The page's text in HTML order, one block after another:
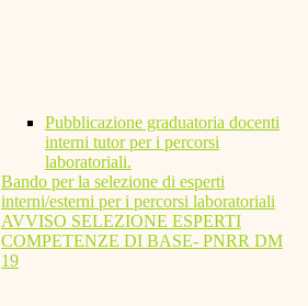
Pubblicazione graduatoria docenti
interni tutor per i percorsi
laboratoriali.
Bando per la selezione di esperti
interni/esterni per i percorsi laboratoriali
AVVISO SELEZIONE ESPERTI
COMPETENZE DI BASE- PNRR DM
19